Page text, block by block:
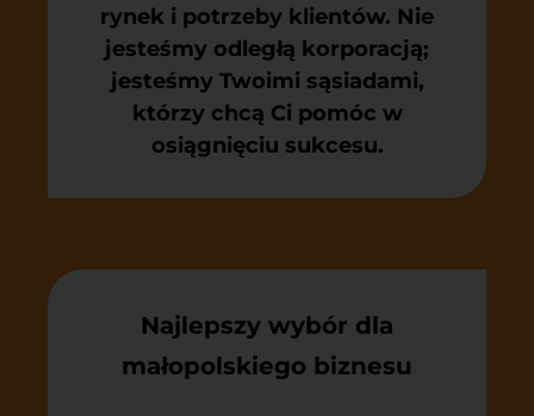
rynek i potrzeby klientów. Nie
jesteśmy odległą korporacją;
jesteśmy Twoimi sąsiadami,
którzy chcą Ci pomóc w
osiągnięciu sukcesu.
Najlepszy wybór dla
małopolskiego biznesu